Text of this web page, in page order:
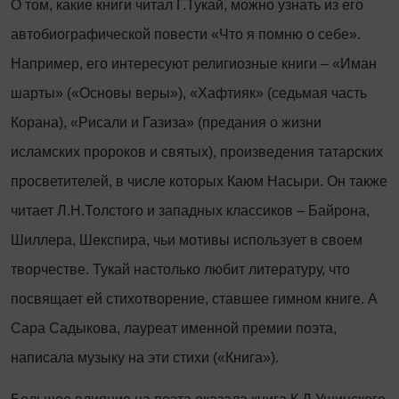
О том, какие книги читал Г.Тукай, можно узнать из его
автобиографической повести «Что я помню о себе».
Например, его интересуют религиозные книги – «Иман
шарты» («Основы веры»), «Хафтияк» (седьмая часть
Корана), «Рисали и Газиза» (предания о жизни
исламских пророков и святых), произведения татарских
просветителей, в числе которых Каюм Насыри. Он также
читает Л.Н.Толстого и западных классиков – Байрона,
Шиллера, Шекспира, чьи мотивы использует в своем
творчестве. Тукай настолько любит литературу, что
посвящает ей стихотворение, ставшее гимном книге. А
Сара Садыкова, лауреат именной премии поэта,
написала музыку на эти стихи («Книга»).